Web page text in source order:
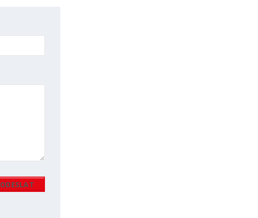
ODESLAT